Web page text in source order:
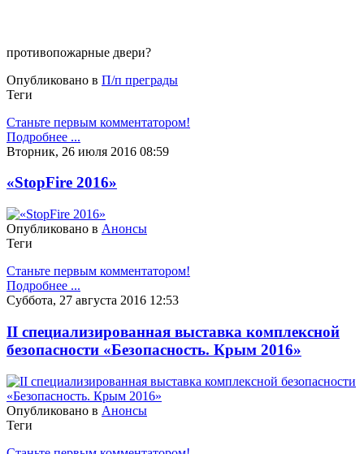
противопожарные двери?
Опубликовано в П/п преграды
Теги
Станьте первым комментатором!
Подробнее ...
Вторник, 26 июля 2016 08:59
«StopFire 2016»
Опубликовано в Анонсы
Теги
Станьте первым комментатором!
Подробнее ...
Суббота, 27 августа 2016 12:53
II специализированная выставка комплексной
безопасности «Безопасность. Крым 2016»
Опубликовано в Анонсы
Теги